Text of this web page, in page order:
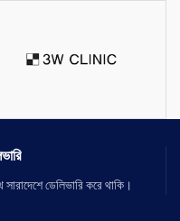
ডেলিভারি করে থাকি।